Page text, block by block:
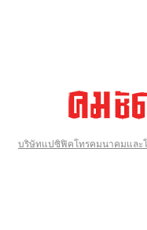
บริษัทแปซิฟิคโทรคมนาคมและ